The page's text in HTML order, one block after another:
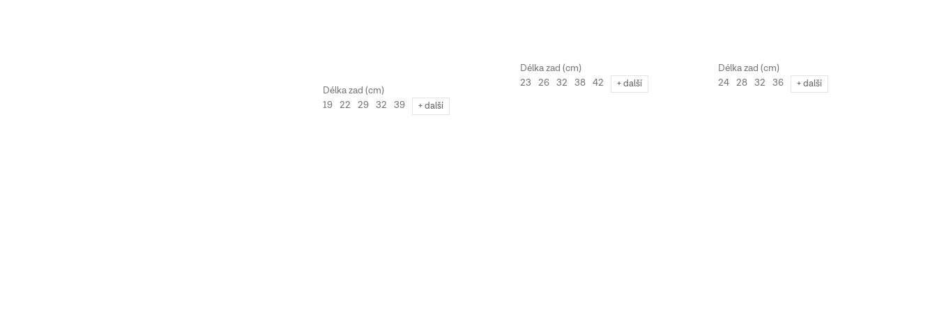
19 22 29 32 39 + další
23 26 32 38 42 + další 24 28 32 36 + další